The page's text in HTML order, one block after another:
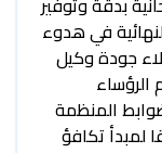
في هدوء
جودة وكيل
الرؤساء
المنظمة
لمبدأ تكافؤ